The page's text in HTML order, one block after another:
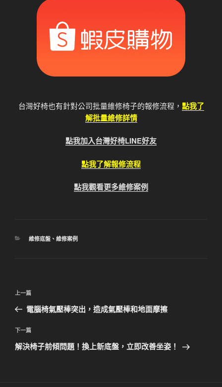
台灣好椅也有針對公司批量維修椅子的報修流程， 點我了
解批量維修詳情
點我加入台灣好椅LINE好友
點我了解報修流程
點我觀看更多維修案例
分
維修底盤、 維修案例
文
導
覽
上
一
文
章
上一篇
電腦椅氣壓棒突出，造成氣壓棒和地面摩擦
下
一
下一篇
解決椅子前傾問題！換上新底盤，立即改善坐姿！